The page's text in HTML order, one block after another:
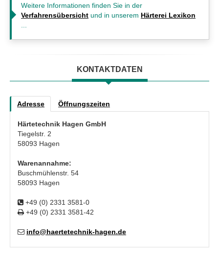
Weitere Informationen finden Sie in der
Verfahrensübersicht und in unserem Härterei Lexikon
KONTAKTDATEN
Adresse Öffnungszeiten
Härtetechnik Hagen GmbH
Tiegelstr. 2
58093 Hagen
Warenannahme:
Buschmühlenstr. 54
58093 Hagen
+49 (0) 2331 3581-0
+49 (0) 2331 3581-42
info@haertetechnik-hagen.de